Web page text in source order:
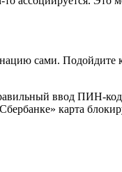
сами. Подойдите
ввод ПИН-
карта